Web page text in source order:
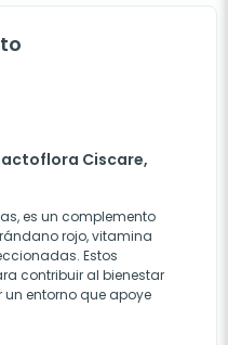
Ciscare,
es un complemento
rojo, vitamina
Estos
contribuir al bienestar
entorno que apoye